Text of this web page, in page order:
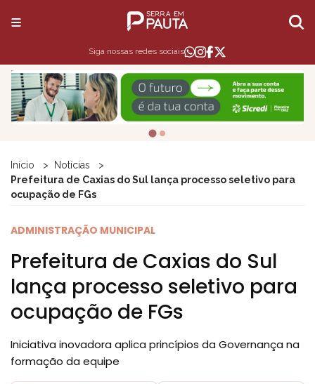
Siga nossas redes sociais
Início
Notícias
Prefeitura de Caxias do Sul lança processo seletivo para
ocupação de FGs
ADMINISTRAÇÃO MUNICIPAL
Prefeitura de Caxias do Sul
lança processo seletivo para
ocupação de FGs
Iniciativa inovadora aplica princípios da Governança na
formação da equipe